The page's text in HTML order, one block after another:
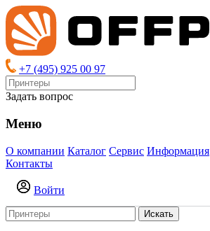
+7 (495) 925 00 97
Задать вопрос
Меню
О компании Каталог Сервис Информация
Контакты
Войти
Искать